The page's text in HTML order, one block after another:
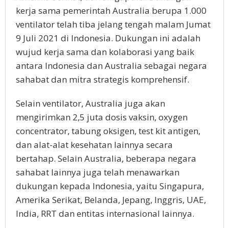
kerja sama pemerintah Australia berupa 1.000
ventilator telah tiba jelang tengah malam Jumat
9 Juli 2021 di Indonesia. Dukungan ini adalah
wujud kerja sama dan kolaborasi yang baik
antara Indonesia dan Australia sebagai negara
sahabat dan mitra strategis komprehensif.
Selain ventilator, Australia juga akan
mengirimkan 2,5 juta dosis vaksin, oxygen
concentrator, tabung oksigen, test kit antigen,
dan alat-alat kesehatan lainnya secara
bertahap. Selain Australia, beberapa negara
sahabat lainnya juga telah menawarkan
dukungan kepada Indonesia, yaitu Singapura,
Amerika Serikat, Belanda, Jepang, Inggris, UAE,
India, RRT dan entitas internasional lainnya.